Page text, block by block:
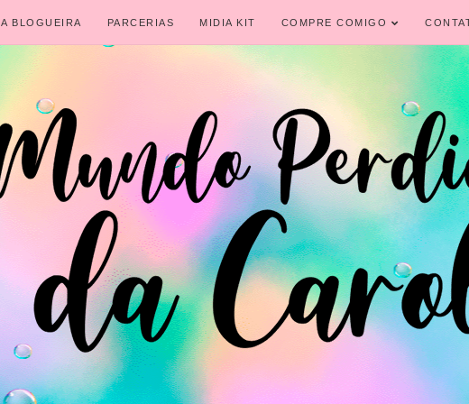
A BLOGUEIRA PARCERIAS MIDIA KIT COMPRE COMIGO